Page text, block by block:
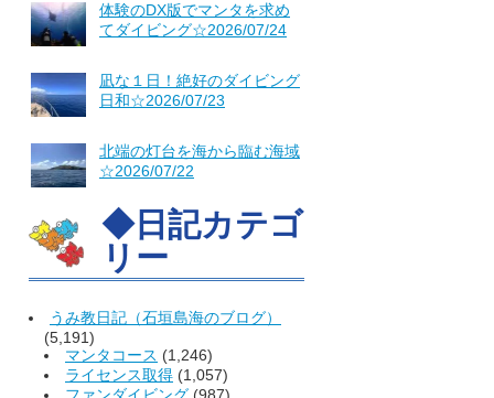
体験のDX版でマンタを求め
てダイビング☆2026/07/24
凪な１日！絶好のダイビング
日和☆2026/07/23
北端の灯台を海から臨む海域
☆2026/07/22
◆日記カテゴ
リー
うみ教日記（石垣島海のブログ）
(5,191)
マンタコース (1,246)
ライセンス取得 (1,057)